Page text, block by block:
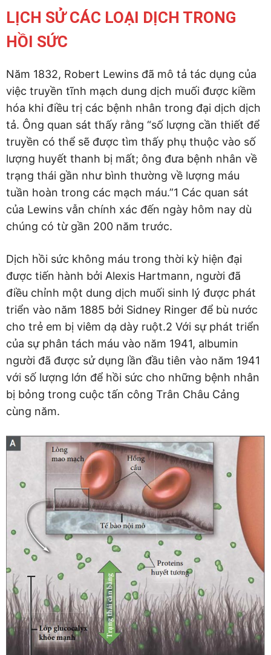
LỊCH SỬ CÁC LOẠI DỊCH TRONG
HỒI SỨC
Năm 1832, Robert Lewins đã mô tả tác dụng của
việc truyền tĩnh mạch dung dịch muối được kiềm
hóa khi điều trị các bệnh nhân trong đại dịch dịch
tả. Ông quan sát thấy rằng “số lượng cần thiết để
truyền có thể sẽ được tìm thấy phụ thuộc vào số
lượng huyết thanh bị mất; ông đưa bệnh nhân về
trạng thái gần như bình thường về lượng máu
tuần hoàn trong các mạch máu.”1 Các quan sát
của Lewins vẫn chính xác đến ngày hôm nay dù
chúng có từ gần 200 năm trước.
Dịch hồi sức không máu trong thời kỳ hiện đại
được tiến hành bởi Alexis Hartmann, người đã
điều chỉnh một dung dịch muối sinh lý được phát
triển vào năm 1885 bởi Sidney Ringer để bù nước
cho trẻ em bị viêm dạ dày ruột.2 Với sự phát triển
của sự phân tách máu vào năm 1941, albumin
người đã được sử dụng lần đầu tiên vào năm 1941
với số lượng lớn để hồi sức cho những bệnh nhân
bị bỏng trong cuộc tấn công Trân Châu Cảng
cùng năm.